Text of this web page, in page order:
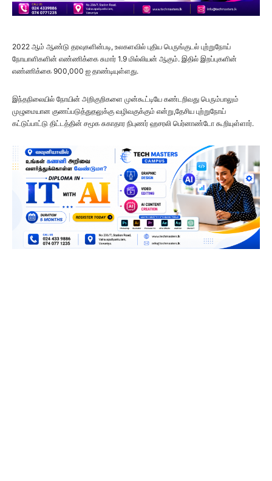
2022 ஆம் ஆண்டு தரவுகளின்படி, உலகளவில் புதிய பெருங்குடல் புற்றுநோய்
நோயாளிகளின் எண்ணிக்கை சுமார் 1.9 மில்லியன் ஆகும். இதில் இறப்புகளின்
எண்ணிக்கை 900,000 ஐ தாண்டியுள்ளது.
இந்தநிலையில் நோயின் அறிகுறிகளை முன்கூட்டியே கண்டறிவது பெரும்பாலும்
முழுமையான குணப்படுத்துதலுக்கு வழிவகுக்கும் என்று,தேசிய புற்றுநோய்
கட்டுப்பாட்டு திட்டத்தின் சமூக சுகாதார நிபுணர் ஹசரலி பெர்னாண்டோ கூறியுள்ளார்.